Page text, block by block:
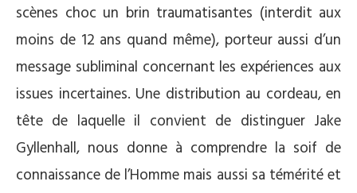
scènes choc un brin traumatisantes (interdit aux
moins de 12 ans quand même), porteur aussi d’un
message subliminal concernant les expériences aux
issues incertaines. Une distribution au cordeau, en
tête de laquelle il convient de distinguer Jake
Gyllenhall, nous donne à comprendre la soif de
connaissance de l’Homme mais aussi sa témérité et